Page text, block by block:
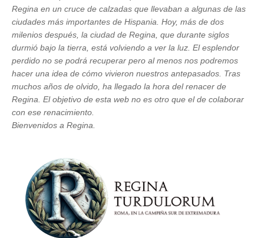
Regina en un cruce de calzadas que llevaban a algunas de las
ciudades más importantes de Hispania. Hoy, más de dos
milenios después, la ciudad de Regina, que durante siglos
durmió bajo la tierra, está volviendo a ver la luz. El esplendor
perdido no se podrá recuperar pero al menos nos podremos
hacer una idea de cómo vivieron nuestros antepasados. Tras
muchos años de olvido, ha llegado la hora del renacer de
Regina. El objetivo de esta web no es otro que el de colaborar
con ese renacimiento.
Bienvenidos a Regina.